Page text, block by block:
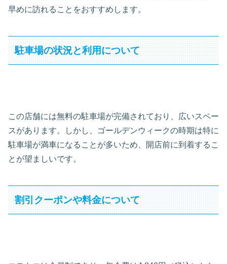
早めに訪れることをおすすめします。
駐車場の状況と利用について
この店舗には無料の駐車場が完備されており、広いスペー
スがあります。しかし、ゴールデンウィークの時期は特に
駐車場が満車になることが多いため、開店前に到着するこ
とが望ましいです。
割引クーポンや料金について